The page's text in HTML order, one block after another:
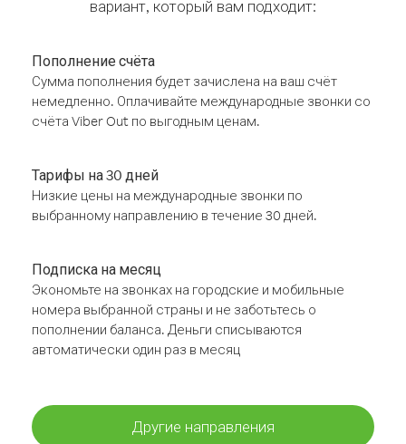
вариант, который вам подходит:
Пополнение счёта
Сумма пополнения будет зачислена на ваш счёт
немедленно. Оплачивайте международные звонки со
счёта Viber Out по выгодным ценам.
Тарифы на 30 дней
Низкие цены на международные звонки по
выбранному направлению в течение 30 дней.
Подписка на месяц
Экономьте на звонках на городские и мобильные
номера выбранной страны и не заботьтесь о
пополнении баланса. Деньги списываются
автоматически один раз в месяц
Другие направления